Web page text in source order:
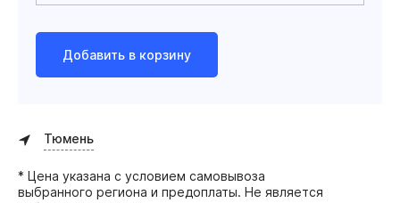
Добавить в корзину
Тюмень
* Цена указана с условием самовывоза
выбранного региона и предоплаты. Не является